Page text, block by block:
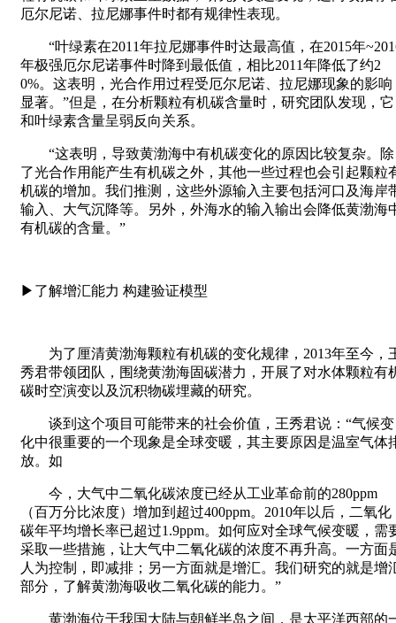
厄尔尼诺、拉尼娜事件时都有规律性表现。
“叶绿素在2011年拉尼娜事件时达最高值，在2015年
年极强厄尔尼诺事件时降到最低值，相比2011年降低了约2
0%。这表明，光合作用过程受厄尔尼诺、拉尼娜现象的影响
显著。”但是，在分析颗粒有机碳含量时，研究团队发现，它
和叶绿素含量呈弱反向关系。
“这表明，导致黄渤海中有机碳变化的原因比较复杂。除
了光合作用能产生有机碳之外，其他一些过程也会引起颗粒
机碳的增加。我们推测，这些外源输入主要包括河口及海岸
输入、大气沉降等。另外，外海水的输入输出会降低黄渤海
有机碳的含量。”
▶了解增汇能力 构建验证模型
为了厘清黄渤海颗粒有机碳的变化规律，2013年至今，
秀君带领团队，围绕黄渤海固碳潜力，开展了对水体颗粒有
碳时空演变以及沉积物碳埋藏的研究。
谈到这个项目可能带来的社会价值，王秀君说：“气候变
化中很重要的一个现象是全球变暖，其主要原因是温室气体
放。如
今，大气中二氧化碳浓度已经从工业革命前的280ppm
（百万分比浓度）增加到超过400ppm。2010年以后，二氧化
碳年平均增长率已超过1.9ppm。如何应对全球气候变暖，需
采取一些措施，让大气中二氧化碳的浓度不再升高。一方面
人为控制，即减排；另一方面就是增汇。我们研究的就是增
部分，了解黄渤海吸收二氧化碳的能力。”
黄渤海位于我国大陆与朝鲜半岛之间，是太平洋西部的